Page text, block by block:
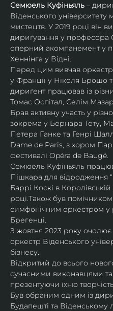
Семюель Куфіньяль –
Віденського університету
мистецтв. У 2019 році він
дириґування у професора
оперний акомпанемент у
Хеннінга у Відні.
Перед цим вивчав
у Франції у Ніколя Брошо
дириґент працював із
Томас Оспітал, Селім
Брав активну участь у
зокрема у Бернара Тету,
Петера Ганке та Генрі
Dame de Paris, з хором
фестивалі Opéra de Baugé.
Семюель Куфіньяль
Пішкара для відродження
Баррі Коскі в
році.Також був
симфонічним оркестром у
Брегенці.
З жовтня 2023 року
оркестр Віденського
бізнесу.
Відкритий до всього
сучасними виконавцями
презентуючи їхню
Був обраним одним із
Будапешті та Віденському